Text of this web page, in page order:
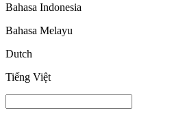
Bahasa Indonesia
Bahasa Melayu
Dutch
Tiếng Việt